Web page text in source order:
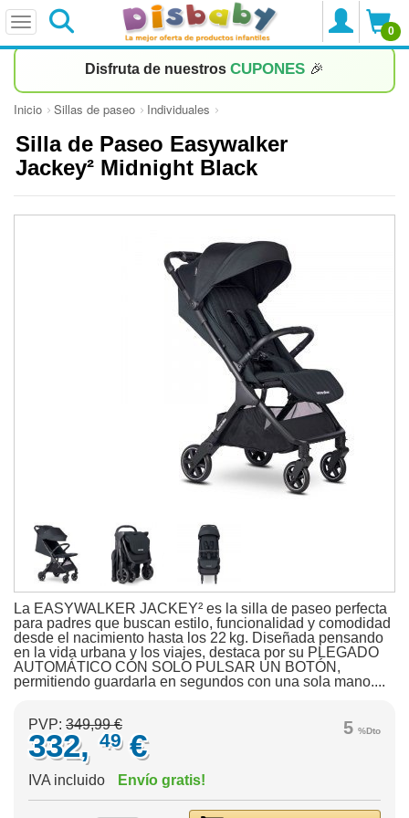
0
Disfruta de nuestros CUPONES 🎉
Inicio Sillas de paseo Individuales
Silla de Paseo Easywalker
Jackey² Midnight Black
La EASYWALKER JACKEY² es la silla de paseo perfecta
para padres que buscan estilo, funcionalidad y comodidad
desde el nacimiento hasta los 22 kg. Diseñada pensando
en la vida urbana y los viajes, destaca por su PLEGADO
AUTOMÁTICO CON SOLO PULSAR UN BOTÓN,
permitiendo guardarla en segundos con una sola mano....
5 %Dto
PVP: 349,99 €
332, 49 €
IVA incluido Envío gratis!